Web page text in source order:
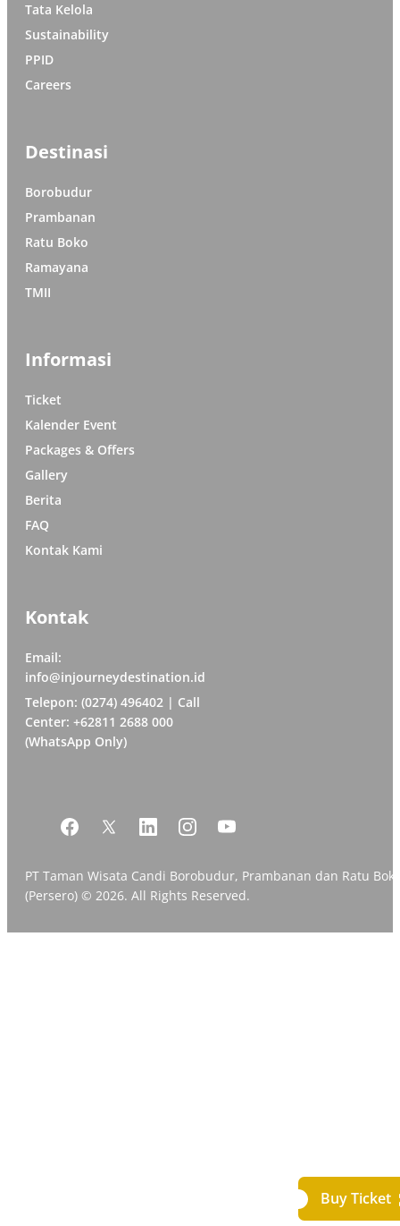
Buy Ticket
Tata Kelola
Sustainability
PPID
Careers
Destinasi
Borobudur
Prambanan
Ratu Boko
Ramayana
TMII
Informasi
Ticket
Kalender Event
Packages & Offers
Gallery
Berita
FAQ
Kontak Kami
Kontak
Email:
info@injourneydestination.id
Telepon: (0274) 496402 | Call
Center: +62811 2688 000
(WhatsApp Only)
PT Taman Wisata Candi Borobudur, Prambanan dan Ratu
(Persero) © 2026. All Rights Reserved.